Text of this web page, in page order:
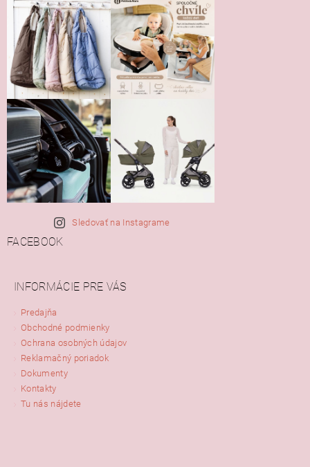
Sledovať na Instagrame
FACEBOOK
INFORMÁCIE PRE VÁS
Predajňa
Obchodné podmienky
Ochrana osobných údajov
Reklamačný poriadok
Dokumenty
Kontakty
Tu nás nájdete